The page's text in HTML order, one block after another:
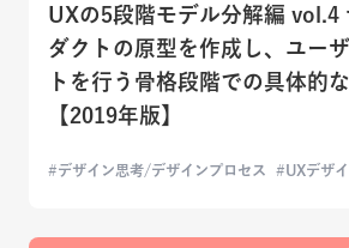
UXの5段階モデル分解編 vol.4
ダクトの原型を作成し、ユー
トを行う骨格段階での具体的
【2019年版】
デザイン思考/デザインプロセス UXデザ